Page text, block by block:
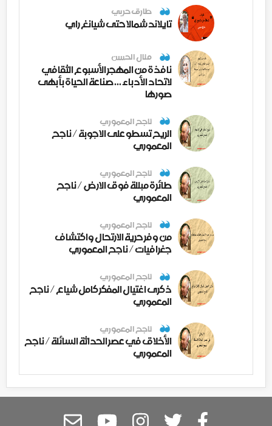
طارق حربي
تايلاند شمالا حتى شيانغ راي
منال الحسن
نافذة من المهجر الأسبوع الثقافي
لاتحاد الأدباء ... صناعة الحياة بأبهى
صورها
ناجح المعموري
الريح تسطو على الاجوبة / ناجح
المعموري
ناجح المعموري
طائرة مبللة فوق الارض / ناجح
المعموري
ناجح المعموري
من وفر حرية الارتحال واكتشاف
جغرافيات / ناجح المعموري
ناجح المعموري
ذكرى اغتيال المفكر كامل شياع / ناجح
المعموري
ناجح المعموري
الأخلاق في عصر الحداثة السائلة / ناجح
المعموري